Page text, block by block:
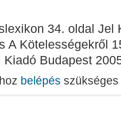
34. oldal Jel
A Kötelességekről
Kiadó Budapest
belépés szükséges